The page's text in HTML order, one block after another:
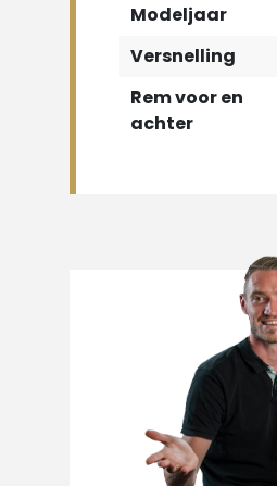
Modeljaar
Versnelling
Rem voor en
achter